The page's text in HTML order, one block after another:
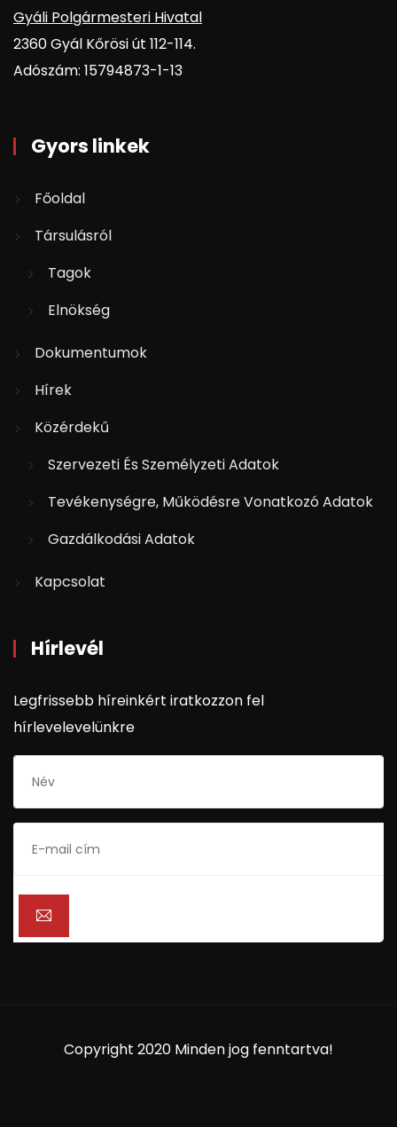
Gyáli Polgármesteri Hivatal
2360 Gyál Kőrösi út 112-114.
Adószám: 15794873-1-13
Gyors linkek
Főoldal
Társulásról
Tagok
Elnökség
Dokumentumok
Hírek
Közérdekű
Szervezeti És Személyzeti Adatok
Tevékenységre, Működésre Vonatkozó Adatok
Gazdálkodási Adatok
Kapcsolat
Hírlevél
Legfrissebb híreinkért iratkozzon fel
hírlevelevelünkre
Copyright 2020 Minden jog fenntartva!